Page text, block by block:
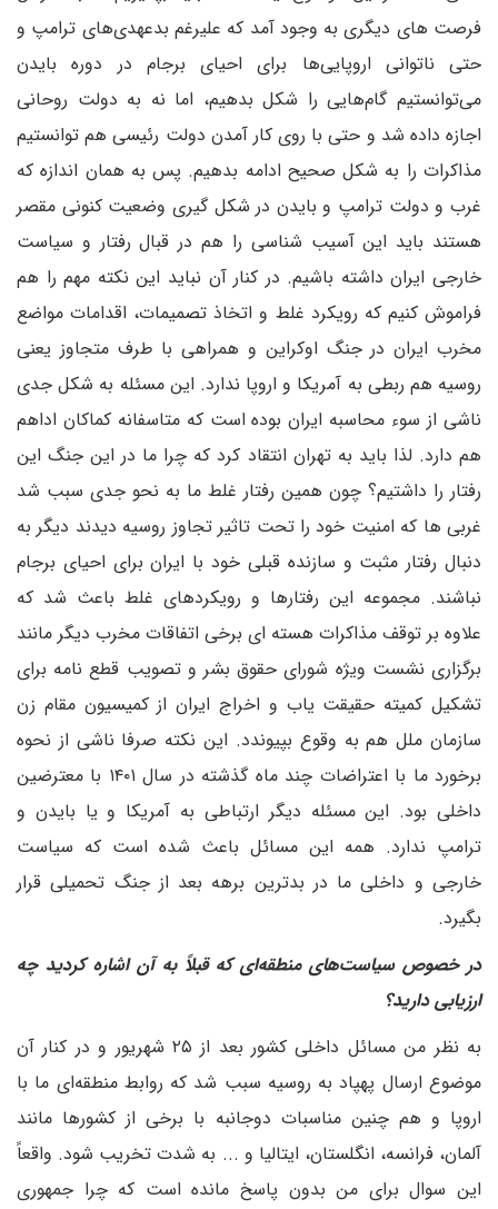
فرصت های دیگری به وجود آمد که علیرغم بدعهدی‌های ترامپ و
حتی ناتوانی اروپایی‌ها برای احیای برجام در دوره بایدن
می‌توانستیم گام‌هایی را شکل بدهیم، اما نه به دولت روحانی
اجازه داده شد و حتی با روی کار آمدن دولت رئیسی هم توانستیم
مذاکرات را به شکل صحیح ادامه بدهیم. پس به همان اندازه که
غرب و دولت ترامپ و بایدن در شکل گیری وضعیت کنونی مقصر
هستند باید این آسیب شناسی را هم در قبال رفتار و سیاست
خارجی ایران داشته باشیم. در کنار آن نباید این نکته مهم را هم
فراموش کنیم که رویکرد غلط و اتخاذ تصمیمات، اقدامات مواضع
مخرب ایران در جنگ اوکراین و همراهی با طرف متجاوز یعنی
روسیه هم ربطی به آمریکا و اروپا ندارد. این مسئله به شکل جدی
ناشی از سوء محاسبه ایران بوده است که متاسفانه کماکان اداهم
هم دارد. لذا باید به تهران انتقاد کرد که چرا ما در این جنگ این
رفتار را داشتیم؟ چون همین رفتار غلط ما به نحو جدی سبب شد
غربی ها که امنیت خود را تحت تاثیر تجاوز روسیه دیدند دیگر به
دنبال رفتار مثبت و سازنده قبلی خود با ایران برای احیای برجام
نباشند. مجموعه این رفتارها و رویکردهای غلط باعث شد که
علاوه بر توقف مذاکرات هسته ای برخی اتفاقات مخرب دیگر مانند
برگزاری نشست ویژه شورای حقوق بشر و تصویب قطع نامه برای
تشکیل کمیته حقیقت یاب و اخراج ایران از کمیسیون مقام زن
سازمان ملل هم به وقوع بپیوندد. این نکته صرفا ناشی از نحوه
برخورد ما با اعتراضات چند ماه گذشته در سال ۱۴۰۱ با معترضین
داخلی بود. این مسئله دیگر ارتباطی به آمریکا و یا بایدن و
ترامپ ندارد. همه این مسائل باعث شده است که سیاست
خارجی و داخلی ما در بدترین برهه بعد از جنگ تحمیلی قرار
بگیرد.
در خصوص سیاست‌های منطقه‌ای که قبلاً به آن اشاره کردید چه
ارزیابی دارید؟
به نظر من مسائل داخلی کشور بعد از ۲۵ شهریور و در کنار آن
موضوع ارسال پهپاد به روسیه سبب شد که روابط منطقه‌ای ما با
اروپا و هم چنین مناسبات دوجانبه با برخی از کشورها مانند
آلمان، فرانسه، انگلستان، ایتالیا و ... به شدت تخریب شود. واقعاً
این سوال برای من بدون پاسخ مانده است که چرا جمهوری